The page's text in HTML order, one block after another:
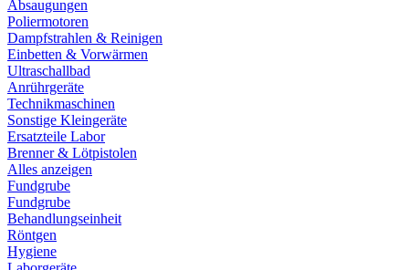
Absaugungen
Poliermotoren
Dampfstrahlen & Reinigen
Einbetten & Vorwärmen
Ultraschallbad
Anrührgeräte
Technikmaschinen
Sonstige Kleingeräte
Ersatzteile Labor
Brenner & Lötpistolen
Alles anzeigen
Fundgrube
Fundgrube
Behandlungseinheit
Röntgen
Hygiene